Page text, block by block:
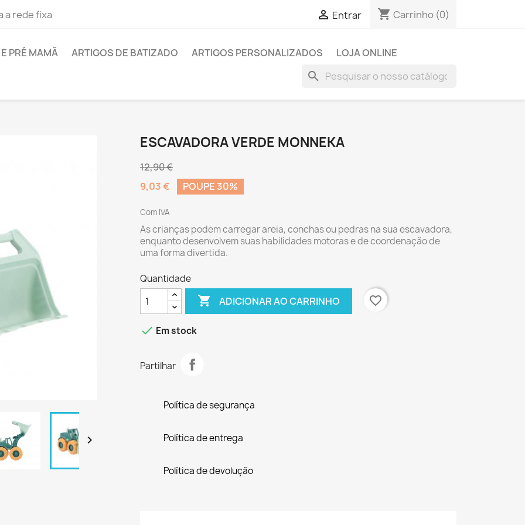
a rede fixa  Entrar shopping_cart Carrinho (0)
PRÉ MAMÃ ARTIGOS DE BATIZADO ARTIGOS PERSONALIZADOS LOJA ONLINE
search

ESCAVADORA VERDE MONNEKA
12,90 €
9,03 €
POUPE 30%
Com IVA
As crianças podem carregar areia, conchas ou pedras na sua escavadora,
enquanto desenvolvem suas habilidades motoras e de coordenação de
uma forma divertida.
Quantidade
 ADICIONAR AO CARRINHO favorite_border
 Em stock
Partilhar
Política de segurança
Política de entrega
Política de devolução